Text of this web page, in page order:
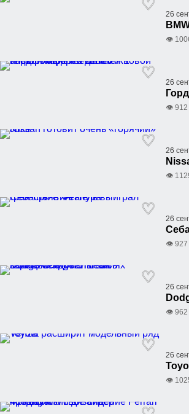
26
👁
26
👁 912
26
👁
26
👁 927
26
👁 962
26
👁